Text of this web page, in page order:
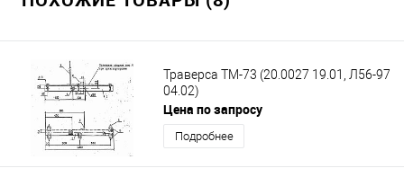
Траверса ТМ-73 (20.0027 19.01, Л56-97
04.02)
Цена по запросу
Подробнее